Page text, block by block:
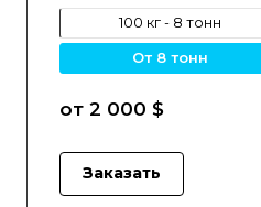
100 кг - 8 тонн
от 8 тонн
от 2 000 $
Заказать